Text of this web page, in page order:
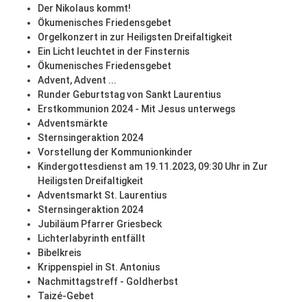
Der Nikolaus kommt!
Ökumenisches Friedensgebet
Orgelkonzert in zur Heiligsten Dreifaltigkeit
Ein Licht leuchtet in der Finsternis
Ökumenisches Friedensgebet
Advent, Advent ...
Runder Geburtstag von Sankt Laurentius
Erstkommunion 2024 - Mit Jesus unterwegs
Adventsmärkte
Sternsingeraktion 2024
Vorstellung der Kommunionkinder
Kindergottesdienst am 19.11.2023, 09:30 Uhr in Zur
Heiligsten Dreifaltigkeit
Adventsmarkt St. Laurentius
Sternsingeraktion 2024
Jubiläum Pfarrer Griesbeck
Lichterlabyrinth entfällt
Bibelkreis
Krippenspiel in St. Antonius
Nachmittagstreff - Goldherbst
Taizé-Gebet